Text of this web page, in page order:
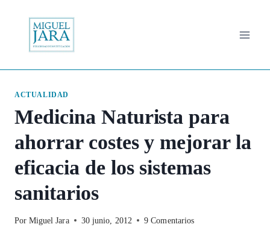
contenido
ACTUALIDAD
Medicina Naturista para
ahorrar costes y mejorar la
eficacia de los sistemas
sanitarios
Por Miguel Jara 30 junio, 2012 9 Comentarios